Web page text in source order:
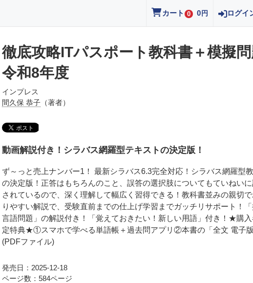
カート 0 0 円 ログイ
徹底攻略ITパスポート教科書＋模擬
令和8年度
インプレス
間久保 恭子 （著者）
動画解説付き！シラバス網羅型テキストの決定版！
ず～っと売上ナンバー1！ 最新シラバス6.3完全対応！シラバス網羅型
の決定版！正答はもちろんのこと、誤答の選択肢についてもていねい
されているので、深く理解して幅広く習得できる！教科書並みの親切
りやすい解説で、受験直前までの仕上げ学習までガッチリサポート！
言語問題」の解説付き！「覚えておきたい！新しい用語」付き！★購
定特典★①スマホで学べる単語帳＋過去問アプリ②本書の「全文 電子
(PDFファイル)
発売日：2025-12-18
ページ数：584ページ